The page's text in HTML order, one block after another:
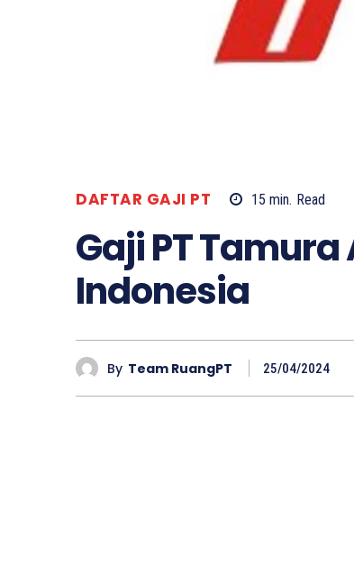
DAFTAR GAJI PT 15 min. Read
Gaji PT
Indonesia
By Team RuangPT 25/04/2024